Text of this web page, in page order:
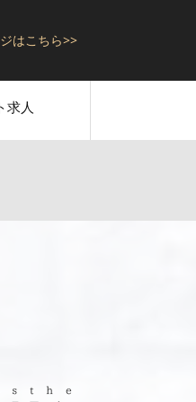
はこちら>>
求人